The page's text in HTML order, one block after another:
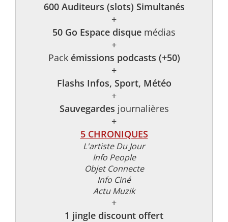
600 Auditeurs (slots) Simultanés
+
50 Go Espace disque médias
+
Pack émissions podcasts (+50)
+
Flashs Infos, Sport, Météo
+
Sauvegardes journalières
+
5 CHRONIQUES
L'artiste Du Jour
Info People
Objet Connecte
Info Ciné
Actu Muzik
+
1 jingle discount offert